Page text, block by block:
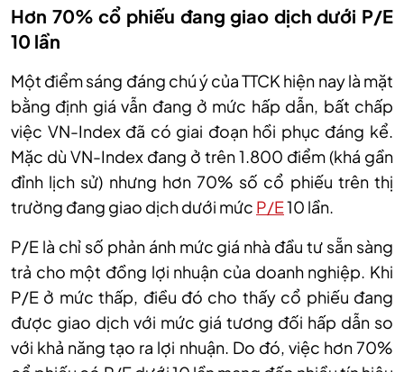
Hơn 70% cổ phiếu đang giao dịch dưới P/E
10 lần
Một điểm sáng đáng chú ý của TTCK hiện nay là mặt
bằng định giá vẫn đang ở mức hấp dẫn, bất chấp
việc VN-Index đã có giai đoạn hồi phục đáng kể.
Mặc dù VN-Index đang ở trên 1.800 điểm (khá gần
đỉnh lịch sử) nhưng hơn 70% số cổ phiếu trên thị
trường đang giao dịch dưới mức P/E10 lần.
P/E là chỉ số phản ánh mức giá nhà đầu tư sẵn sàng
trả cho một đồng lợi nhuận của doanh nghiệp. Khi
P/E ở mức thấp, điều đó cho thấy cổ phiếu đang
được giao dịch với mức giá tương đối hấp dẫn so
với khả năng tạo ra lợi nhuận. Do đó, việc hơn 70%